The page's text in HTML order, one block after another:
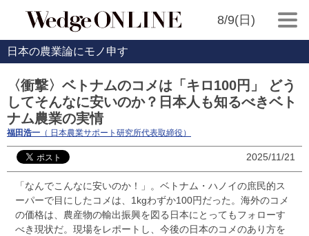
8/9(日)
日本の農業論にモノ申す
〈衝撃〉ベトナムのコメは「キロ100円」 どう
してそんなに安いのか？日本人も知るべきベト
ナム農業の実情
福田浩一 （ 日本農業サポート研究所代表取締役）
2025/11/21
「なんでこんなに安いのか！」。ベトナム・ハノイの庶民的ス
ーパーで目にしたコメは、1kgわずか100円だった。海外のコメ
の価格は、農産物の輸出振興を図る日本にとってもフォローす
べき現状だ。現場をレポートし、今後の日本のコメのあり方を